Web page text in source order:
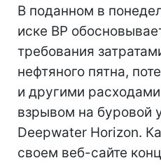
В поданном в
иске BP
требования
нефтяного пятна,
и другими
взрывом на буровой
Deepwater Horizon.
своем веб-сайте